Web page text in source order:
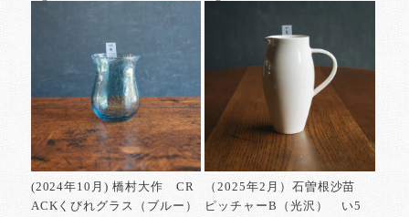
(2024年10月) 橋村大作 CR
ACKくびれグラス（ブルー）
（2025年2月）石曽根沙苗
ピッチャーB（光沢） い5